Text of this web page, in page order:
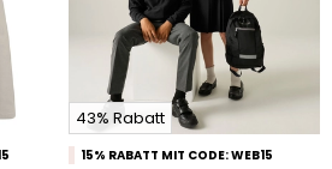
43% Rabatt
15% RABATT MIT CODE: WEB15